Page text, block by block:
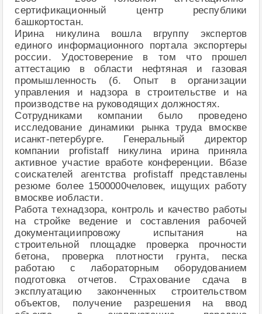
сертификационный центр республики
башкортостан.
Ирина никулина вошла вгруппу экспертов
единого информационного портала экспортеры
россии. Удостоверение в том что прошел
аттестацию в области нефтяная и газовая
промышленность (б. Опыт в организации
управления и надзора в строительстве и на
производстве на руководящих должностях.
Сотрудниками компании было проведено
исследование динамики рынка труда вмоскве
исанкт-петербурге. Генеральный директор
компании profistaff никулина ирина приняла
активное участие вработе конференции. Вбазе
соискателей агентства profistaff представлены
резюме более 1500000человек, ищущих работу
вмоскве иобласти.
Работа технадзора, контроль и качество работы
на стройке ведение и составления рабочей
документациипровожу испытания на
строительной площадке проверка прочности
бетона, проверка плотности грунта, песка
работаю с лабораторным оборудованием
подготовка отчетов. Страхование сдача в
эксплуатацию законченных строительством
объектов, получение разрешения на ввод